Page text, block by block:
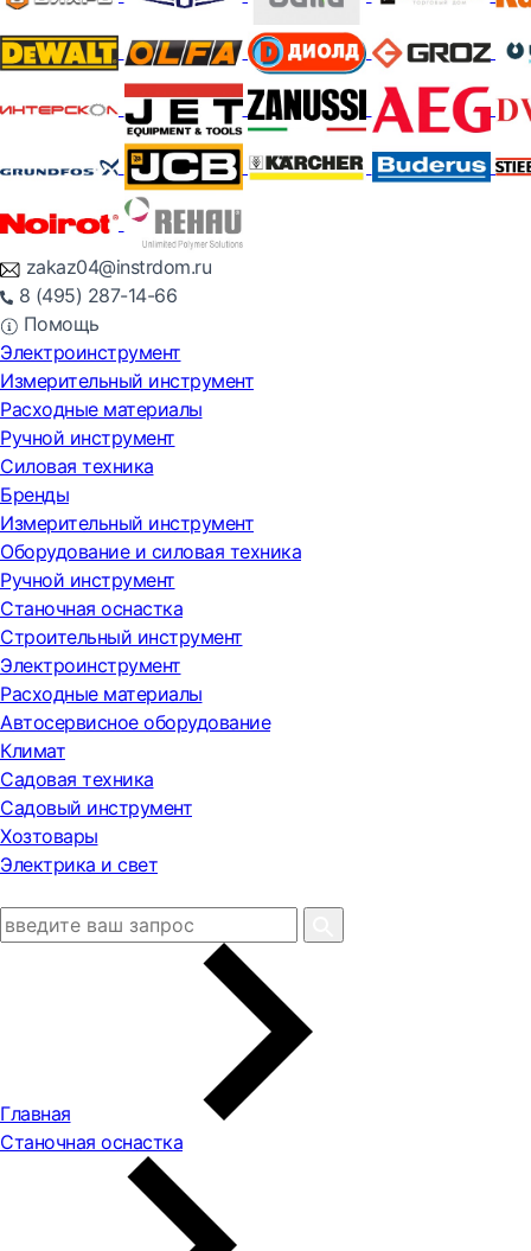
zakaz04@instrdom.ru
8 (495) 287-14-66
Помощь
Электроинструмент
Измерительный инструмент
Расходные материалы
Ручной инструмент
Силовая техника
Бренды
Измерительный инструмент
Оборудование и силовая техника
Ручной инструмент
Станочная оснастка
Строительный инструмент
Электроинструмент
Расходные материалы
Автосервисное оборудование
Климат
Садовая техника
Садовый инструмент
Хозтовары
Электрика и свет
Главная
Станочная оснастка